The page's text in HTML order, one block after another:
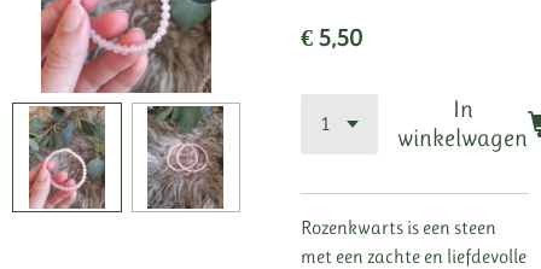
€ 5,50
In
winkelwagen
Rozenkwarts is een steen
met een zachte en liefdevolle